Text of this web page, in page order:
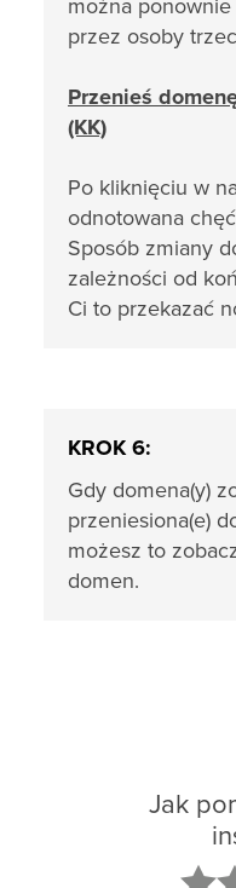
można
przez osoby
Przenieś
(KK)
Po kliknięciu w
odnotowana
Sposób zmiany
zależności od
Ci to przekazać
KROK 6:
Gdy domena(y)
przeniesiona(e)
możesz to
domen.
Jak